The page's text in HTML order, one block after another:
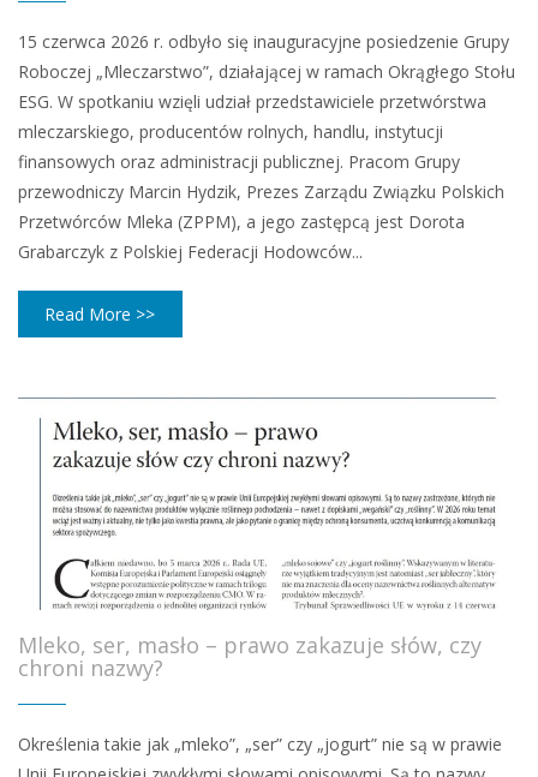
15 czerwca 2026 r. odbyło się inauguracyjne posiedzenie Grupy
Roboczej „Mleczarstwo”, działającej w ramach Okrągłego Stołu
ESG. W spotkaniu wzięli udział przedstawiciele przetwórstwa
mleczarskiego, producentów rolnych, handlu, instytucji
finansowych oraz administracji publicznej. Pracom Grupy
przewodniczy Marcin Hydzik, Prezes Zarządu Związku Polskich
Przetwórców Mleka (ZPPM), a jego zastępcą jest Dorota
Grabarczyk z Polskiej Federacji Hodowców...
Read More >>
Mleko, ser, masło – prawo zakazuje słów, czy
chroni nazwy?
Określenia takie jak „mleko”, „ser” czy „jogurt” nie są w prawie